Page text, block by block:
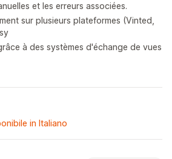
et les erreurs associées.
sur plusieurs plateformes (Vinted,
à des systèmes d'échange de vues
in Italiano